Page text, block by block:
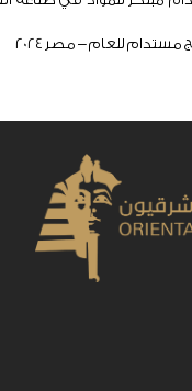
عن السهم والشركة
للعام – مصر 2024